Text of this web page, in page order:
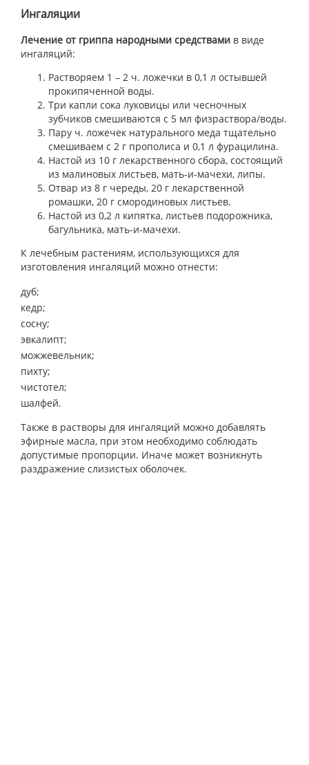
Ингаляции
Лечение от гриппа народными средствами в виде
ингаляций:
Растворяем 1 – 2 ч. ложечки в 0,1 л остывшей
прокипяченной воды.
Три капли сока луковицы или чесночных
зубчиков смешиваются с 5 мл физраствора/воды.
Пару ч. ложечек натурального меда тщательно
смешиваем с 2 г прополиса и 0,1 л фурацилина.
Настой из 10 г лекарственного сбора, состоящий
из малиновых листьев, мать-и-мачехи, липы.
Отвар из 8 г череды, 20 г лекарственной
ромашки, 20 г смородиновых листьев.
Настой из 0,2 л кипятка, листьев подорожника,
багульника, мать-и-мачехи.
К лечебным растениям, использующихся для
изготовления ингаляций можно отнести:
дуб;
кедр;
сосну;
эвкалипт;
можжевельник;
пихту;
чистотел;
шалфей.
Также в растворы для ингаляций можно добавлять
эфирные масла, при этом необходимо соблюдать
допустимые пропорции. Иначе может возникнуть
раздражение слизистых оболочек.